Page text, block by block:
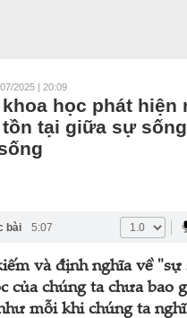
2025 | 20:09
khoa học phát hiện
tại giữa sự
bài 5:07
và định nghĩa về "sự
của chúng ta chưa bao
mỗi khi chúng ta